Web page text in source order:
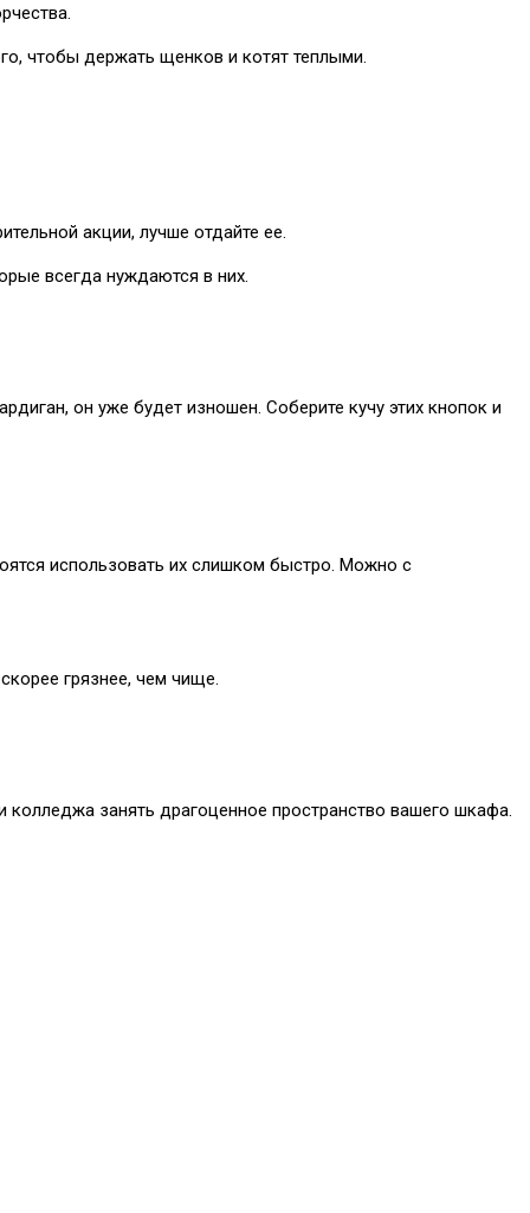
чтобы держать щенков и котят теплыми.
акции, лучше отдайте ее.
всегда нуждаются в них.
он уже будет изношен. Соберите кучу этих кнопок и
использовать их слишком быстро. Можно с
грязнее, чем чище.
занять драгоценное пространство вашего шкафа.